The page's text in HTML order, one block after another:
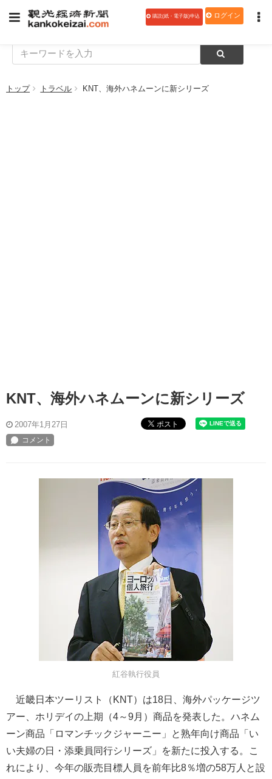
購読(紙・電子版)申込 ログイン
トップ トラベル KNT、海外ハネムーンに新シリーズ
KNT、海外ハネムーンに新シリーズ
2007年1月27日 ポスト
紅谷執行役員
近畿日本ツーリスト（KNT）は18日、海外パッケージツ
アー、ホリデイの上期（4～9月）商品を発表した。ハネム
ーン商品「ロマンチックジャーニー」と熟年向け商品「い
い夫婦の日・添乗員同行シリーズ」を新たに投入する。こ
れにより、今年の販売目標人員を前年比8％増の58万人と設